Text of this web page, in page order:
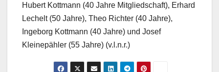
Hubert Kottmann (40 Jahre Mitgliedschaft), Erhard
Lechelt (50 Jahre), Theo Richter (40 Jahre),
Ingeborg Kottmann (40 Jahre) und Josef
Kleinepähler (55 Jahre) (v.l.n.r.)